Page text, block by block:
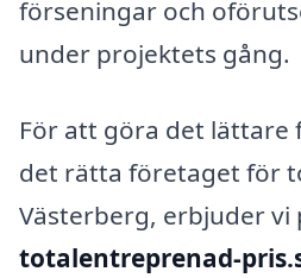
förseningar och
under projektets gång.
För att göra det lättare
det rätta företaget för
Västerberg, erbjuder vi
totalentreprenad-